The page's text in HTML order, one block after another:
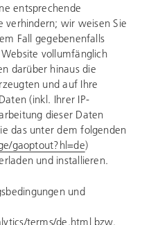
entsprechende
verhindern; wir weisen Sie
Fall gegebenenfalls
vollumfänglich
darüber hinaus die
und auf Ihre
(inkl. Ihrer IP-
dieser Daten
das unter dem folgenden
gaoptout?hl=de)
und installieren.
und
terms/de.htmlbzw.